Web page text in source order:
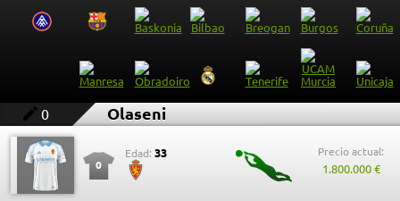
0 Olaseni
0
Edad: 33 Precio actual:
1.800.000 €